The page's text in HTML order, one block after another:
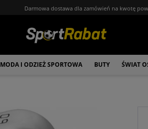
Darmowa dostawa dla zamówień na kwotę
MODA I ODZIEŻ SPORTOWA BUTY ŚWIAT